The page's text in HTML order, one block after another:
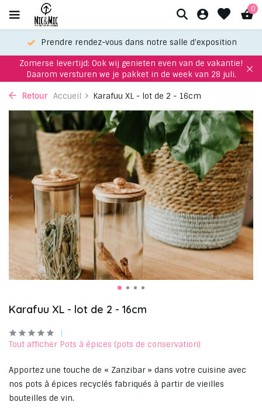
0
Prendre rendez-vous dans notre salle d'exposition
Zomerse levertijd: Ook wij genieten even van de vakantie!
Daarom versturen we je pakket in de week van 28 juli.
Retour Accueil Karafuu XL - lot de 2 - 16cm
Karafuu XL - lot de 2 - 16cm
Tout afficher Pots à épices (pots de conservation)
Apportez une touche de « Zanzibar » dans votre cuisine avec
nos pots à épices recyclés fabriqués à partir de vieilles
bouteilles de vin.